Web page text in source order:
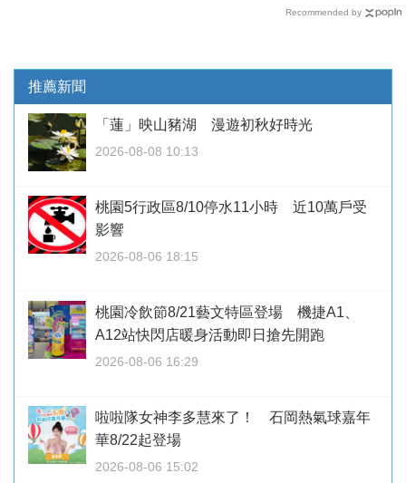
Recommended by
推薦新聞
「蓮」映山豬湖 漫遊初秋好時光
2026-08-08 10:13
桃園5行政區8/10停水11小時 近10萬戶受
影響
2026-08-06 18:15
桃園冷飲節8/21藝文特區登場 機捷A1、
A12站快閃店暖身活動即日搶先開跑
2026-08-06 16:29
啦啦隊女神李多慧來了！ 石岡熱氣球嘉年
華8/22起登場
2026-08-06 15:02